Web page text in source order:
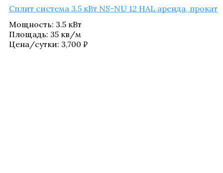
Сплит систе­ма 3.5 кВт NS-NU 12 HAL арен­да, прокат
Мощ­ность: 3.5 кВт
Пло­щадь: 35 кв/​м
Цена/​сутки: 3,700 ₽